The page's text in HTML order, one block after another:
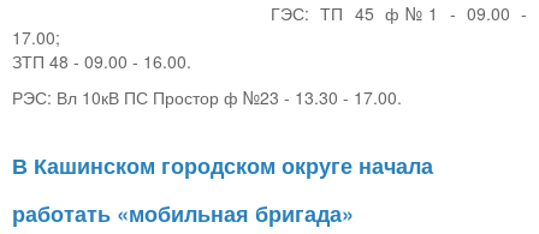
ГЭС: ТП 45 ф№1 - 09.00 -
17.00;
ЗТП 48 - 09.00 - 16.00.
РЭС: Вл 10кВ ПС Простор ф №23 - 13.30 - 17.00.
В Кашинском городском округе начала
работать «мобильная бригада»